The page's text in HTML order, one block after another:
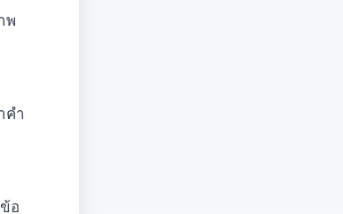
พ
คำ
อ